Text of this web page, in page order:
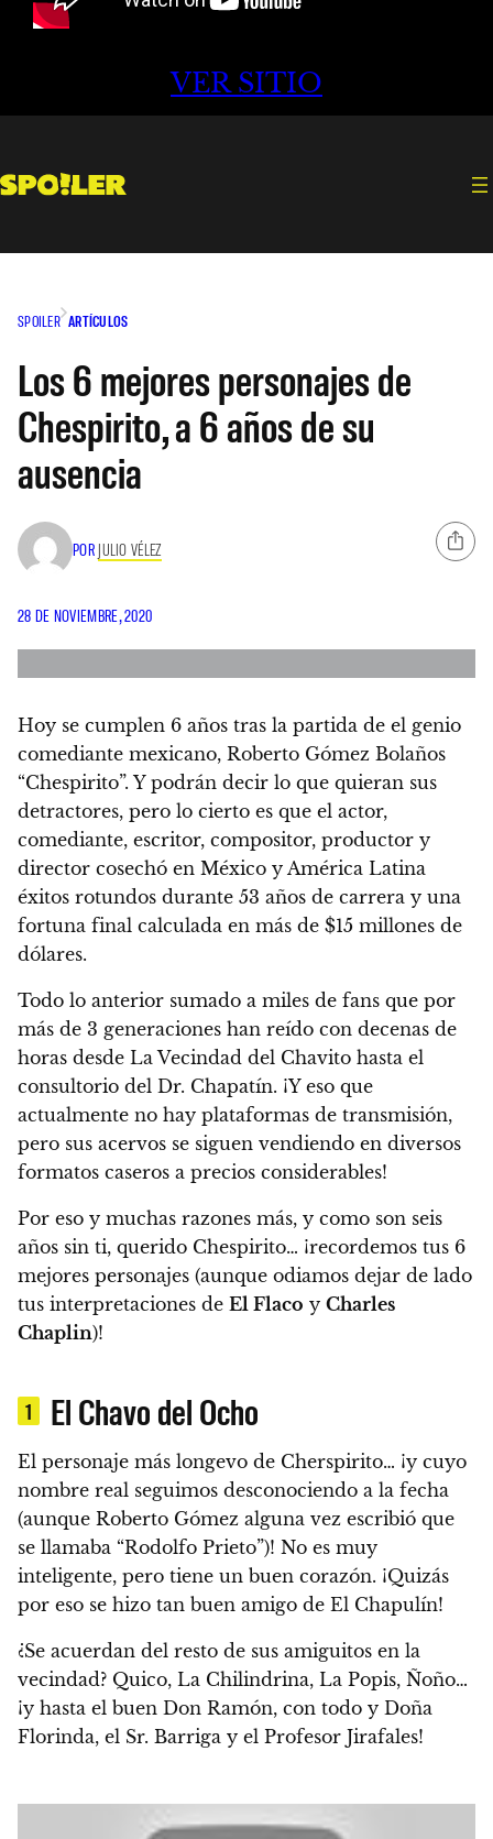
VER SITIO
SPOILER ARTÍCULOS
Los 6 mejores personajes de
Chespirito, a 6 años de su
ausencia
POR JULIO VÉLEZ
28 DE NOVIEMBRE, 2020
Hoy se cumplen 6 años tras la partida de el genio
comediante mexicano, Roberto Gómez Bolaños
“Chespirito”. Y podrán decir lo que quieran sus
detractores, pero lo cierto es que el actor,
comediante, escritor, compositor, productor y
director cosechó en México y América Latina
éxitos rotundos durante 53 años de carrera y una
fortuna final calculada en más de $15 millones de
dólares.
Todo lo anterior sumado a miles de fans que por
más de 3 generaciones han reído con decenas de
horas desde La Vecindad del Chavito hasta el
consultorio del Dr. Chapatín. ¡Y eso que
actualmente no hay plataformas de transmisión,
pero sus acervos se siguen vendiendo en diversos
formatos caseros a precios considerables!
Por eso y muchas razones más, y como son seis
años sin ti, querido Chespirito… ¡recordemos tus 6
mejores personajes (aunque odiamos dejar de lado
tus interpretaciones de El Flaco y Charles
Chaplin)!
1 El Chavo del Ocho
El personaje más longevo de Cherspirito… ¡y cuyo
nombre real seguimos desconociendo a la fecha
(aunque Roberto Gómez alguna vez escribió que
se llamaba “Rodolfo Prieto”)! No es muy
inteligente, pero tiene un buen corazón. ¡Quizás
por eso se hizo tan buen amigo de El Chapulín!
¿Se acuerdan del resto de sus amiguitos en la
vecindad? Quico, La Chilindrina, La Popis, Ñoño…
¡y hasta el buen Don Ramón, con todo y Doña
Florinda, el Sr. Barriga y el Profesor Jirafales!